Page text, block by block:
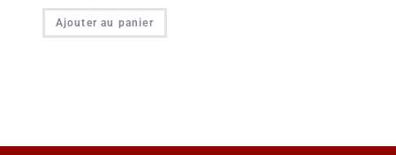
Ajouter au panier